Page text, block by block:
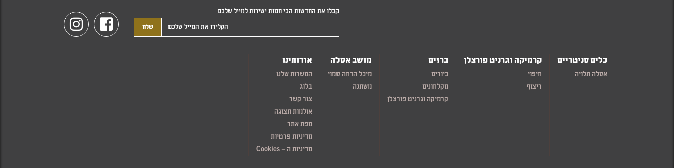
Facebook
Instagram
קבלו את החדשות הכי חמות ישירות למייל שלכם
כלים סניטריים
אסלה תלויה
קרמיקה וגרניט פורצלן
חיפוי
ריצוף
ברזים
כיורים
מקלחונים
קרמיקה וגרניט פורצלן
מושב אסלה
מיכל הדחה סמוי
משתנה
אודותינו
המשרות שלנו
בלוג
צור קשר
אולמות תצוגה
מפת אתר
מדיניות פרטיות
מדיניות ה – Cookies